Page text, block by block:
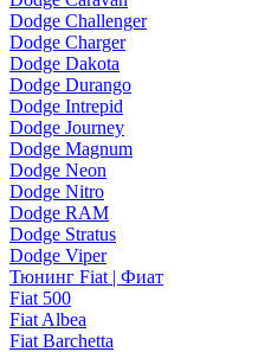
Dodge Challenger
Dodge Charger
Dodge Dakota
Dodge Durango
Dodge Intrepid
Dodge Journey
Dodge Magnum
Dodge Neon
Dodge Nitro
Dodge RAM
Dodge Stratus
Dodge Viper
Тюнинг Fiat | Фиат
Fiat 500
Fiat Albea
Fiat Barchetta